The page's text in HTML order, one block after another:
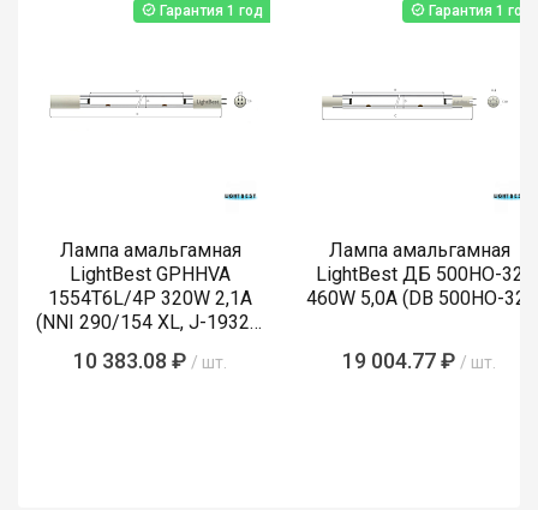
Гарантия 1 год
Лампа амальгамная
LightBest GPHHVA
1554T6L/4P 320W 2,1A
(NNI 290/154 XL, J-19320,
10 383.08 ₽ / шт.
Гарантия 1 год
Лампа амальгамная
LightBest ДБ 500HO-32
460W 5,0A (DB 500НО-32)
19 004.77 ₽ / шт.